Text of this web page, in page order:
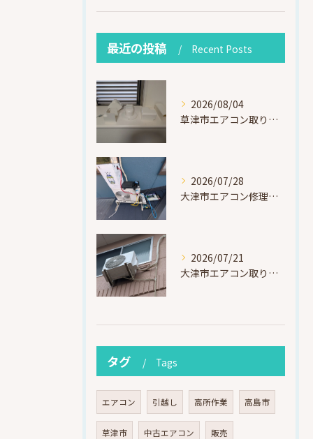
最近の投稿 Recent Posts
2026/08/04
草津市エアコン取り付け｜お客様取り外し済・化粧カバー再利用（ダイキン S225ATES・アウルコート草津）
2026/07/28
大津市エアコン修理｜冷媒漏れを特定！高所作業で東芝RAS-F221ARTを修理・ガスチャージ
2026/07/21
大津市エアコン取り付け｜他社で断られたマンション3階の壁面アングル高所作業（ハイセンス HA-J22H-W・プレジーオビワコ）
タグ Tags
エアコン 引越し 高所作業 高島市
草津市 中古エアコン 販売